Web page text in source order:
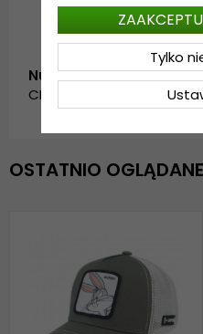
Numer artykułu:
CL_CL/LOO/1/
OSTATNIO OGLĄDANE
Tylko